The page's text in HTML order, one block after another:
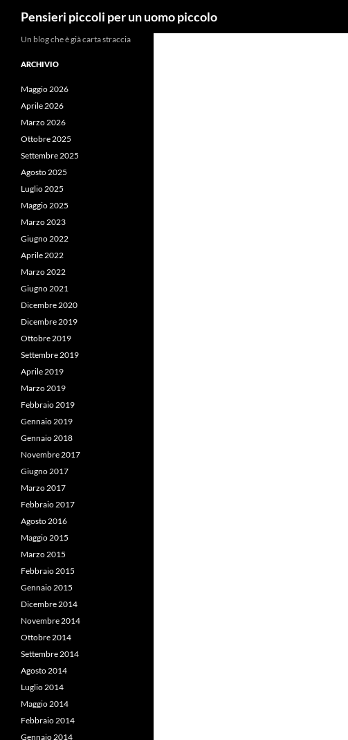
Pensieri piccoli per un uomo piccolo
Un blog che è già carta straccia
ARCHIVIO
Maggio 2026
Aprile 2026
Marzo 2026
Ottobre 2025
Settembre 2025
Agosto 2025
Luglio 2025
Maggio 2025
Marzo 2023
Giugno 2022
Aprile 2022
Marzo 2022
Giugno 2021
Dicembre 2020
Dicembre 2019
Ottobre 2019
Settembre 2019
Aprile 2019
Marzo 2019
Febbraio 2019
Gennaio 2019
Gennaio 2018
Novembre 2017
Giugno 2017
Marzo 2017
Febbraio 2017
Agosto 2016
Maggio 2015
Marzo 2015
Febbraio 2015
Gennaio 2015
Dicembre 2014
Novembre 2014
Ottobre 2014
Settembre 2014
Agosto 2014
Luglio 2014
Maggio 2014
Febbraio 2014
Gennaio 2014